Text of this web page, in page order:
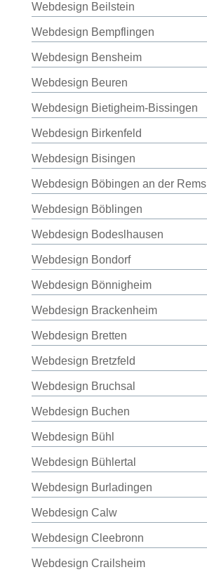
Webdesign Beilstein
Webdesign Bempflingen
Webdesign Bensheim
Webdesign Beuren
Webdesign Bietigheim-Bissingen
Webdesign Birkenfeld
Webdesign Bisingen
Webdesign Böbingen an der Rems
Webdesign Böblingen
Webdesign Bodeslhausen
Webdesign Bondorf
Webdesign Bönnigheim
Webdesign Brackenheim
Webdesign Bretten
Webdesign Bretzfeld
Webdesign Bruchsal
Webdesign Buchen
Webdesign Bühl
Webdesign Bühlertal
Webdesign Burladingen
Webdesign Calw
Webdesign Cleebronn
Webdesign Crailsheim